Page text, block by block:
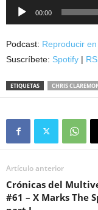
Reproductor
00:00
Podcast: Reproducir
Suscríbete: Spotify |
ETIQUETAS CHRIS
Artículo anterior
Crónicas del
#61 – X Marks The